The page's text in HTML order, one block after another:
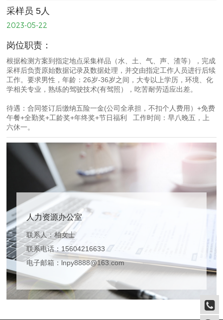
采样员 5人
2023-05-22
岗位职责：
根据检测方案到指定地点采集样品（水、土、气、声、渣等），完成
采样后负责原始数据记录及数据处理，并交由指定工作人员进行后续
工作。要求男性，年龄：26岁-36岁之间，大专以上学历，环境、化
学相关专业，熟练的驾驶技术(有驾照），吃苦耐劳适应出差。
待遇：合同签订后缴纳五险一金(公司全承担，不扣个人费用）+免费
午餐+全勤奖+工龄奖+年终奖+节日福利 工作时间：早八晚五，上
六休一。
人力资源办公室
联系人：柏女士
联系电话：15604216633
电子邮箱：lnpy8888@163.com